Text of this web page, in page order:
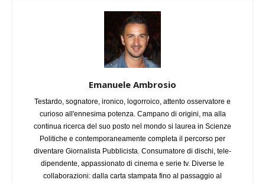
Emanuele Ambrosio
Testardo, sognatore, ironico, logorroico, attento osservatore e
curioso all'ennesima potenza. Campano di origini, ma alla
continua ricerca del suo posto nel mondo si laurea in Scienze
Politiche e contemporaneamente completa il percorso per
diventare Giornalista Pubblicista. Consumatore di dischi, tele-
dipendente, appassionato di cinema e serie tv. Diverse le
collaborazioni: dalla carta stampata fino al passaggio al